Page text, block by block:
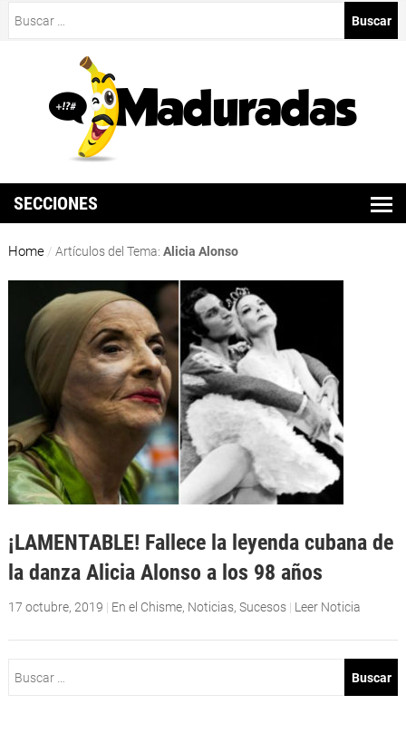
SECCIONES
Home / Artículos del Tema: Alicia Alonso
¡LAMENTABLE! Fallece la leyenda cubana de
la danza Alicia Alonso a los 98 años
17 octubre, 2019 | En el Chisme, Noticias, Sucesos | Leer Noticia